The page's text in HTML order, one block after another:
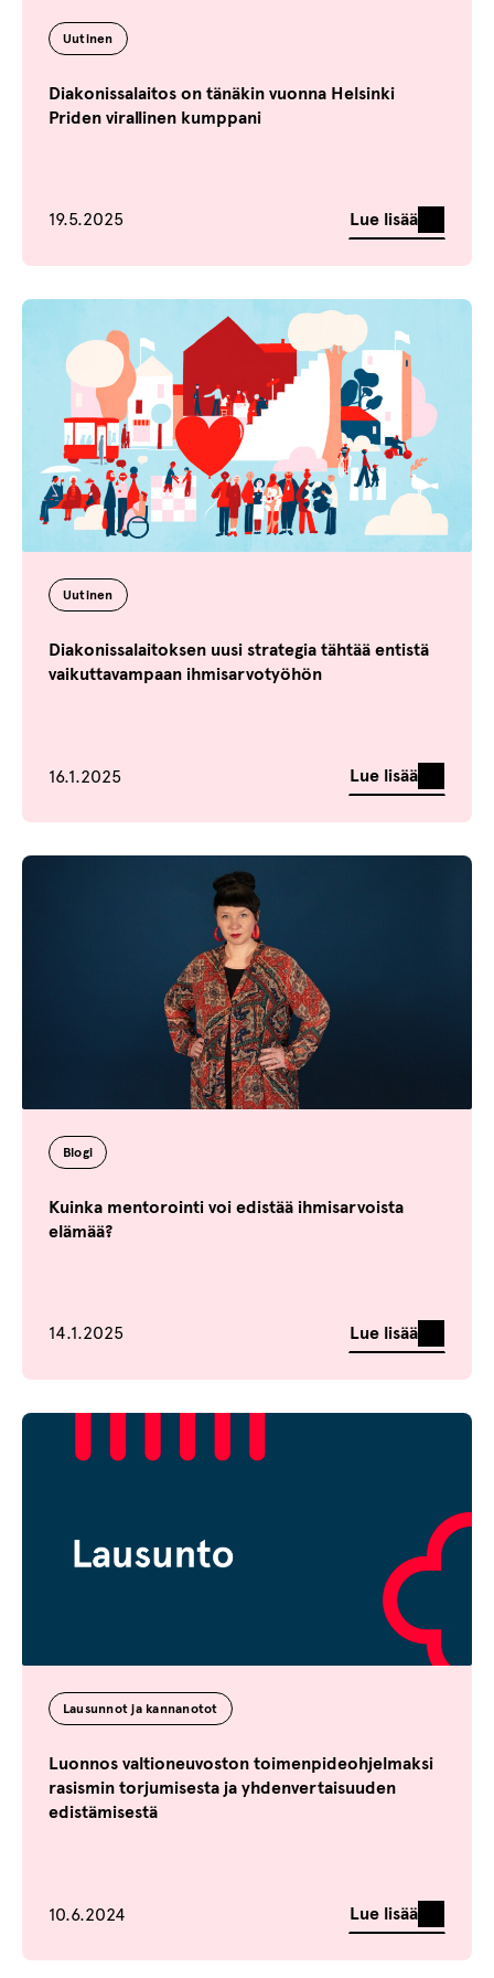
Uutinen
Diakonissalaitos on tänäkin vuonna Helsinki
Priden virallinen kumppani
Julkaistu
19.5.2025 Lue lisää
Uutinen
Diakonissalaitoksen uusi strategia tähtää entistä
vaikuttavampaan ihmisarvotyöhön
Julkaistu
16.1.2025 Lue lisää
Blogi
Kuinka mentorointi voi edistää ihmisarvoista
elämää?
Julkaistu
14.1.2025 Lue lisää
Lausunnot ja kannanotot
Luonnos valtioneuvoston toimenpideohjelmaksi
rasismin torjumisesta ja yhdenvertaisuuden
edistämisestä
Julkaistu
10.6.2024 Lue lisää